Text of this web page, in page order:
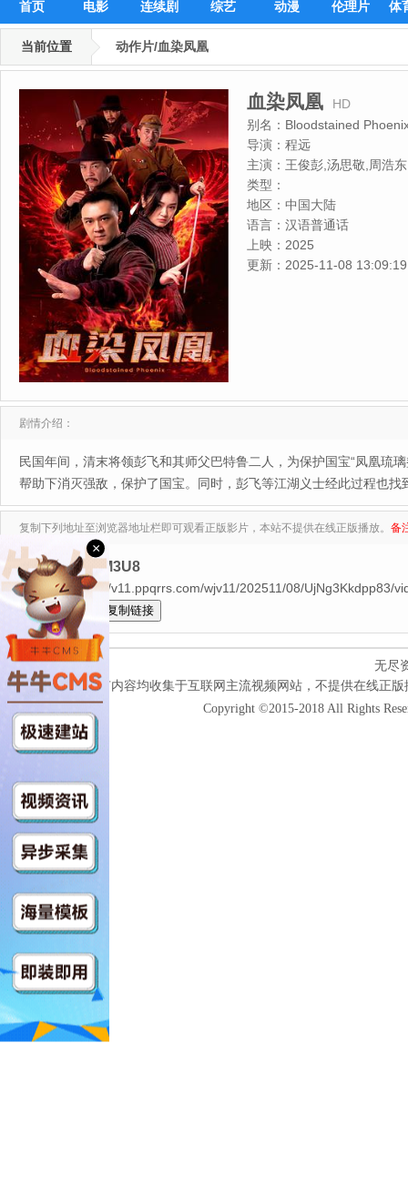
首页 电影 连续剧 综艺 动漫 伦理片 体
当前位置 动作片/血染凤凰
血染凤凰
HD
别名： Bloodstained
导演： 程远
主演： 王俊彭,汤思敬,周浩
类型：
地区： 中国大陆
语言： 汉语普通话
上映： 2025
更新： 2025-11-08 13:09:19
剧情介绍：
民国年间，清末将领彭飞和其师父巴特鲁二人，为保护国宝“凤凰琉
帮助下消灭强敌，保护了国宝。同时，彭飞等江湖义士经此过程也
复制下列地址至浏览器地址栏即可观看正版影片，本站不提供在线正版播放。 备
来源：无尽M3U8
HD$https://v11.ppqrrs.com/wjv11/202511/08/UjNg3Kkdpp83/
全选
无尽
本网站所有内容均收集于互联网主流视频网站，不提供在线正
Copyright ©2015-2018 All Rights
×